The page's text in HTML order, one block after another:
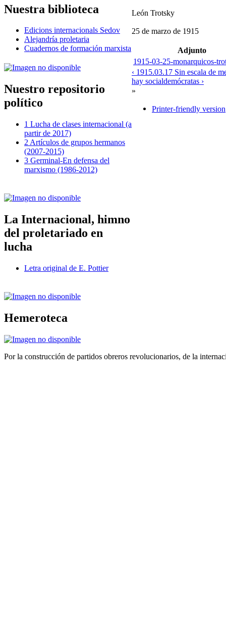
Nuestra biblioteca
Edicions internacionals Sedov
Alejandría proletaria
Cuadernos de formación marxista
Nuestro repositorio
político
1 Lucha de clases internacional (a
partir de 2017)
2 Artículos de grupos hermanos
(2007-2015)
3 Germinal-En defensa del
marxismo (1986-2012)
La Internacional, himno
del proletariado en
lucha
Letra original de E. Pottier
Hemeroteca
León Trotsky
25 de marzo de 1915
Adjunto
1915-03-25-monarquicos-
‹ 1915.03.17 Sin escala de
hay socialdemócratas ›
»
Printer-friendly version
Por la construcción de partidos obreros revolucionarios, de la